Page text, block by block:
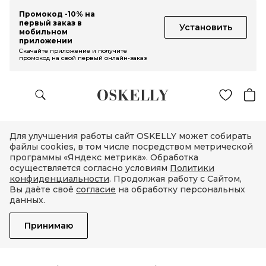
Промокод -10% на
первый заказ в
мобильном
приложении
Установить
Скачайте приложение и получите
промокод на свой первый онлайн-заказ
Для улучшения работы сайт OSKELLY может собирать
файлы cookies, в том числе посредством метрической
программы «Яндекс метрика». Обработка
осуществляется согласно условиям Политики
конфиденциальности. Продолжая работу с Сайтом,
Вы даёте своё согласие на обработку персональных
данных.
Принимаю